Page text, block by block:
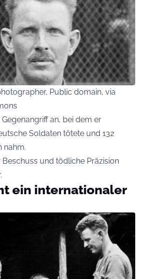
Public domain, via
an, bei dem er
Soldaten tötete und 132
nahm.
Beschuss und tödliche Präzision
ein internationaler